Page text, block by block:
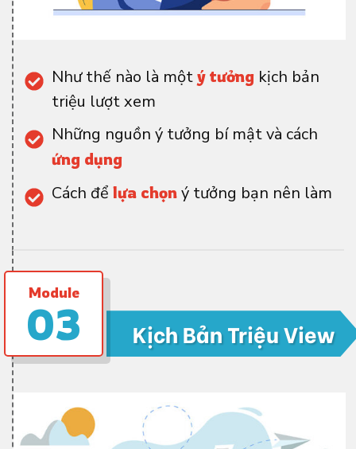
Như thế nào là một ý tưởng kịch bản
triệu lượt xem
Những nguồn ý tưởng bí mật và cách
ứng dụng
Cách để lựa chọn ý tưởng bạn nên làm
Module
03 Kịch Bản Triệu View